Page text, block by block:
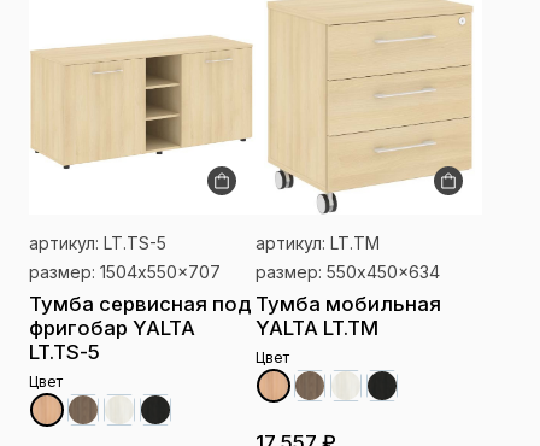
артикул: LT.TS-5
размер: 1504x550x707
Тумба сервисная под
фригобар YALTA
LT.TS-5
Цвет
артикул: LT.TM
размер: 550x450x634
Тумба мобильная
YALTA LT.TM
Цвет